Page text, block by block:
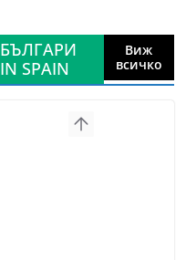
БЪЛГАРИ
IN SPAIN
Виж
всичко